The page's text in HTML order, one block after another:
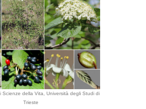
Scienze della Vita, Università degli Studi di
Trieste